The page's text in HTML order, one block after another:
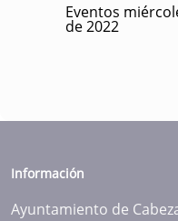
Eventos
de 2022
Información
Ayuntamiento de